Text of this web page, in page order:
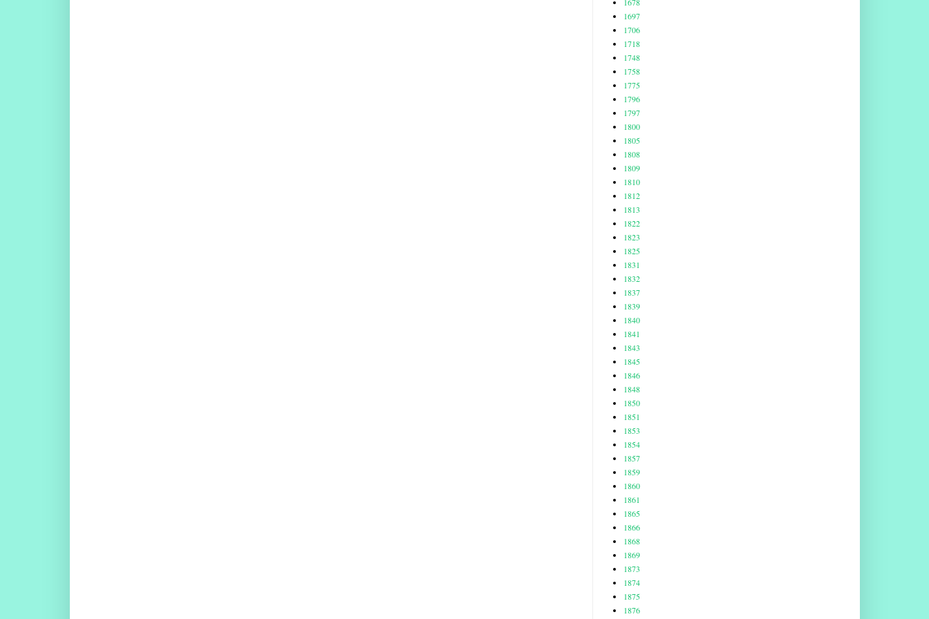
1697
1706
1718
1748
1758
1775
1796
1797
1800
1805
1808
1809
1810
1812
1813
1822
1823
1825
1831
1832
1837
1839
1840
1841
1843
1845
1846
1848
1850
1851
1853
1854
1857
1859
1860
1861
1865
1866
1868
1869
1873
1874
1875
1876